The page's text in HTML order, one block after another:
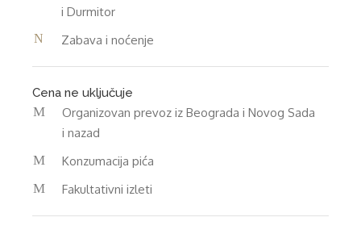
i Durmitor
Zabava i noćenje
Cena ne uključuje
Organizovan prevoz iz Beograda i Novog Sada
i nazad
Konzumacija pića
Fakultativni izleti